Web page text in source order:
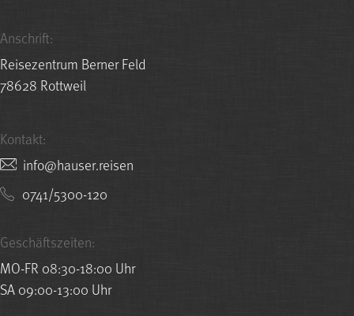
Anschrift:
Reisezentrum Berner Feld
78628 Rottweil
Kontakt:
nesier.resuah@ofni
0741/5300-120
Geschäftszeiten:
MO-FR 08:30-18:00 Uhr
SA 09:00-13:00 Uhr